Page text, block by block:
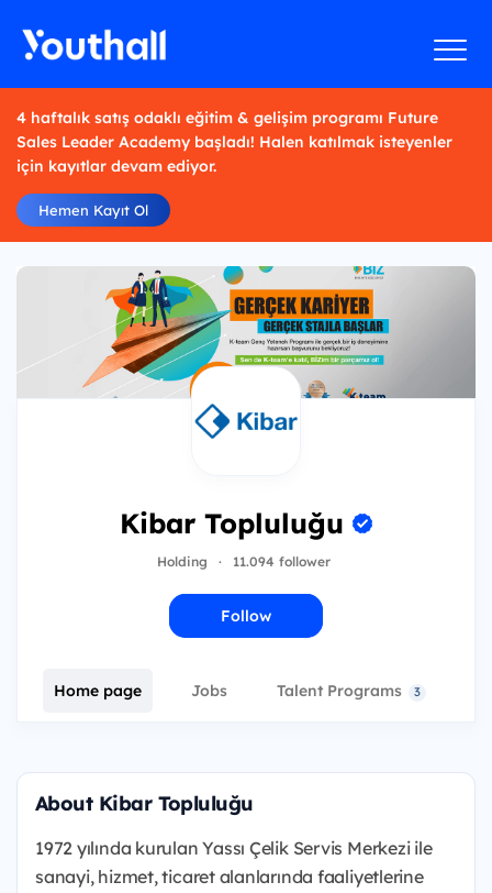
4 haftalık satış odaklı eğitim & gelişim programı Future
Sales Leader Academy başladı! Halen katılmak isteyenler
için kayıtlar devam ediyor.
Hemen Kayıt Ol
Kibar Topluluğu
Holding · 11.094 follower
Follow
Home page Jobs Talent Programs 3
About Kibar Topluluğu
1972 yılında kurulan Yassı Çelik Servis Merkezi ile
sanayi, hizmet, ticaret alanlarında faaliyetlerine